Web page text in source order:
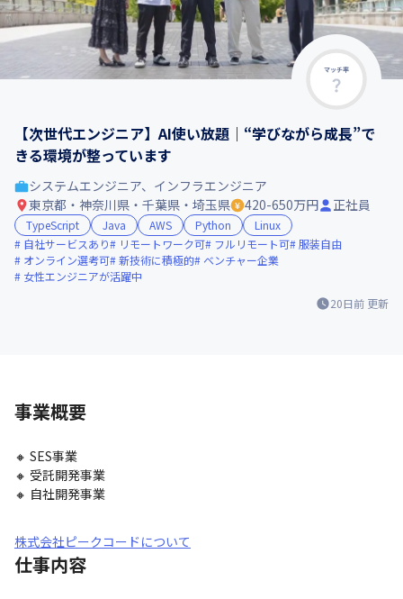
マッチ率
【次世代エンジニア】AI使い放題｜“学びながら成長”で
きる環境が整っています
20日前 更新
システムエンジニア、インフラエンジニア
東京都・神奈川県・千葉県・埼玉県
420-650万円 正社員
TypeScript Java AWS Python
Linux
自社サービスあり
リモートワーク可 フルリモート可 服装自由
オンライン選考可 新技術に積極的
ベンチャー企業
女性エンジニアが活躍中
事業概要
🔸 SES事業
🔸 受託開発事業
🔸 自社開発事業
株式会社ピークコードについて
仕事内容